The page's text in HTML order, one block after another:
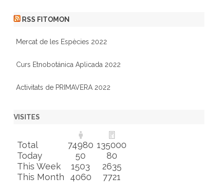
RSS FITOMON
Mercat de les Espècies 2022
Curs Etnobotánica Aplicada 2022
Activitats de PRIMAVERA 2022
VISITES
Total 74980 135000
Today
50
80
This Week
1503
2635
This Month
4060 7721